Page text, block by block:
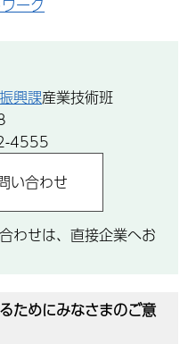
ーク
興課産業技術班
4555
わせは、直接企業へお
ためにみなさまのご意